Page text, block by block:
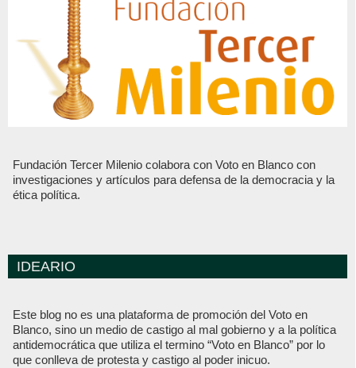
Fundación Tercer Milenio colabora con Voto en Blanco con
investigaciones y artículos para defensa de la democracia y la
ética política.
IDEARIO
Este blog no es una plataforma de promoción del Voto en
Blanco, sino un medio de castigo al mal gobierno y a la política
antidemocrática que utiliza el termino “Voto en Blanco” por lo
que conlleva de protesta y castigo al poder inicuo.